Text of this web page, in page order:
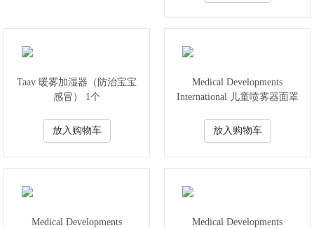
Taav 暖雾加湿器（防治宝宝
感冒） 1个
放入购物车
Medical Developments
International 儿童喷雾器面罩
放入购物车
Medical Developments
Medical Developments